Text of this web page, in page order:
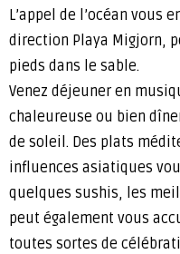
L’appel de l’océan vous
direction Playa Migjorn,
pieds dans le sable.
Venez déjeuner en
chaleureuse ou bien
de soleil. Des plats
influences asiatiques
quelques sushis, les
peut également vous
toutes sortes de